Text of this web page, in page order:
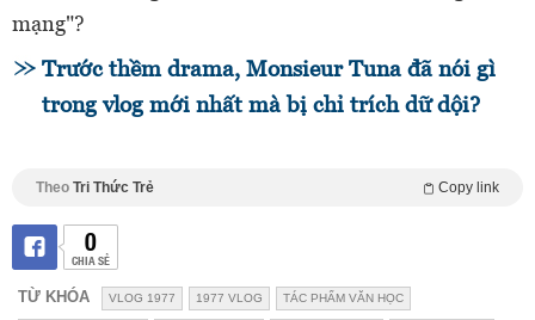
mạng"?
Trước thềm drama, Monsieur Tuna đã nói gì
trong vlog mới nhất mà bị chỉ trích dữ dội?
Theo Tri Thức Trẻ Copy link
0
CHIA SẺ
TỪ KHÓA VLOG 1977 1977 VLOG TÁC PHẨM VĂN HỌC